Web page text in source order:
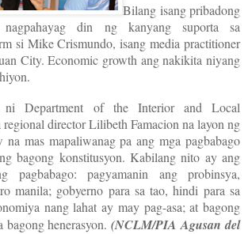
Bilang isang pribadong
nagpahayag din ng kanyang suporta sa
si Mike Crismundo, isang media practitioner
City. Economic growth ang nakikita niyang
ni Department of the Interior and Local
regional director Lilibeth Famacion na layon ng
na mas mapaliwanag pa ang mga pagbabago
bagong konstitusyon. Kabilang nito ay ang
pagyamanin ang probinsya,
manila; gobyerno para sa tao, hindi para sa
nang lahat ay may pag-asa; at bagong
bagong henerasyon.(NCLM/PIA Agusan del